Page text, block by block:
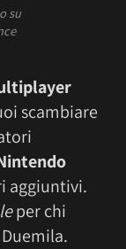
su
scambiare
aggiuntivi.
per chi